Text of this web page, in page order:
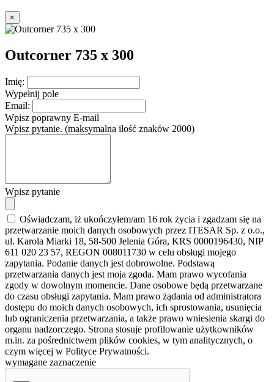
×
Outcorner 735 x 300
Imię:
Wypełnij pole
Email:
Wpisz poprawny E-mail
Wpisz pytanie. (maksymalna ilość znaków 2000)
Wpisz pytanie
Oświadczam, iż ukończyłem/am 16 rok życia i zgadzam się na
przetwarzanie moich danych osobowych przez ITESAR Sp. z o.o.,
ul. Karola Miarki 18, 58-500 Jelenia Góra, KRS 0000196430, NIP
611 020 23 57, REGON 008011730 w celu obsługi mojego
zapytania. Podanie danych jest dobrowolne. Podstawą
przetwarzania danych jest moja zgoda. Mam prawo wycofania
zgody w dowolnym momencie. Dane osobowe będą przetwarzane
do czasu obsługi zapytania. Mam prawo żądania od administratora
dostępu do moich danych osobowych, ich sprostowania, usunięcia
lub ograniczenia przetwarzania, a także prawo wniesienia skargi do
organu nadzorczego. Strona stosuje profilowanie użytkowników
m.in. za pośrednictwem plików cookies, w tym analitycznych, o
czym więcej w Polityce Prywatności.
wymagane zaznaczenie